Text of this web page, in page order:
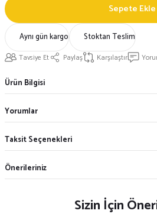
Sepete Ekle
Aynı gün kargo Stoktan Teslim
Tavsiye Et Paylaş Karşılaştır
Ürün Bilgisi
Yorumlar
Taksit Seçenekleri
Önerileriniz
Sizin İçin